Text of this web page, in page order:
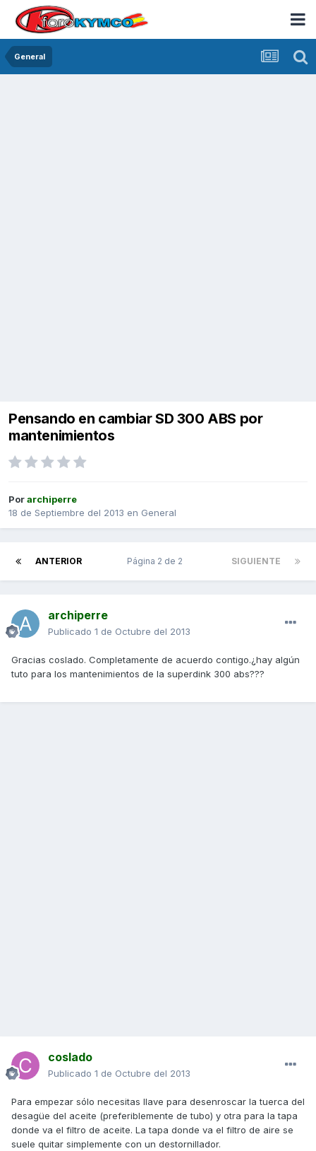
General
Pensando en cambiar SD 300 ABS por
mantenimientos
Porarchiperre
18 de Septiembre del 2013 en General
ANTERIOR SIGUIENTE
Página 2 de 2
archiperre
Publicado 1 de Octubre del 2013
Gracias coslado. Completamente de acuerdo contigo.¿hay algún
tuto para los mantenimientos de la superdink 300 abs???
coslado
Publicado 1 de Octubre del 2013
Para empezar sólo necesitas llave para desenroscar la tuerca del
desagüe del aceite (preferiblemente de tubo) y otra para la tapa
donde va el filtro de aceite. La tapa donde va el filtro de aire se
suele quitar simplemente con un destornillador.